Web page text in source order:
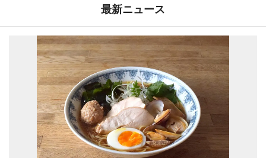
最新ニュース